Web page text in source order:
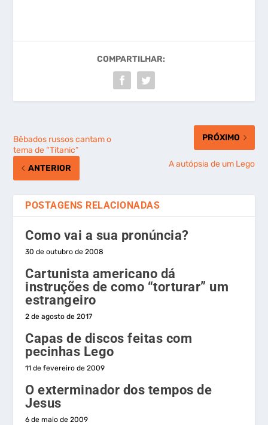
COMPARTILHAR:
Bêbados russos cantam o
tema de “Titanic”
ANTERIOR
PRÓXIMO
A autópsia de um Lego
POSTAGENS RELACIONADAS
Como vai a sua pronúncia?
30 de outubro de 2008
Cartunista americano dá
instruções de como “torturar” um
estrangeiro
2 de agosto de 2017
Capas de discos feitas com
pecinhas Lego
11 de fevereiro de 2009
O exterminador dos tempos de
Jesus
6 de maio de 2009